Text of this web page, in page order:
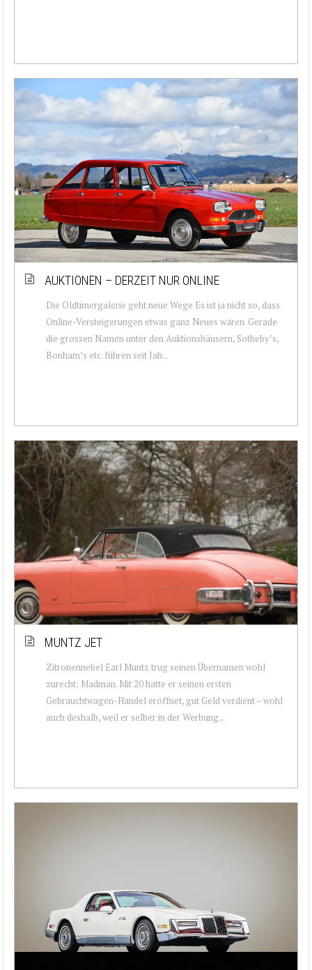
AUKTIONEN – DERZEIT NUR ONLINE
Die Oldtimergalerie geht neue Wege Es ist ja nicht so, dass
Online-Versteigerungen etwas ganz Neues wären. Gerade
die grossen Namen unter den Auktionshäusern, Sotheby’s,
Bonham’s etc. führen seit Jah...
MUNTZ JET
Zitronennebel Earl Muntz trug seinen Übernamen wohl
zurecht: Madman. Mit 20 hatte er seinen ersten
Gebrauchtwagen-Handel eröffnet, gut Geld verdient – wohl
auch deshalb, weil er selber in der Werbung...